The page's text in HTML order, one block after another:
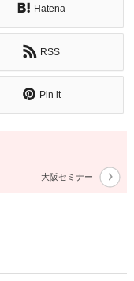
Hatena
RSS
Pin it
大阪セミナー